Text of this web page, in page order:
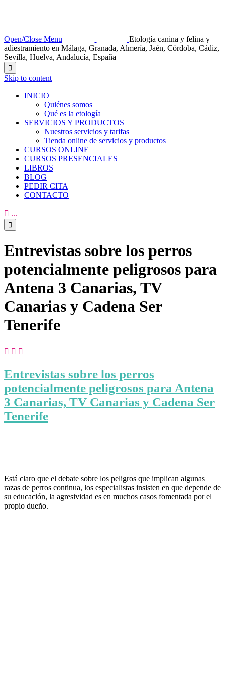
Open/Close Menu
Etología canina y felina y
adiestramiento en Málaga, Granada, Almería, Jaén, Córdoba, Cádiz,
Sevilla, Huelva, Andalucía, España

Skip to content
INICIO
Quiénes somos
Qué es la etología
SERVICIOS Y PRODUCTOS
Nuestros servicios y tarifas
Tienda online de servicios y productos
CURSOS ONLINE
CURSOS PRESENCIALES
LIBROS
BLOG
PEDIR CITA
CONTACTO
 ...

Entrevistas sobre los perros
potencialmente peligrosos para
Antena 3 Canarias, TV
Canarias y Cadena Ser
Tenerife
  
Entrevistas sobre los perros
potencialmente peligrosos para Antena
3 Canarias, TV Canarias y Cadena Ser
Tenerife
Está claro que el debate sobre los peligros que implican algunas
razas de perros continua, los especialistas insisten en que depende de
su educación, la agresividad es en muchos casos fomentada por el
propio dueño.